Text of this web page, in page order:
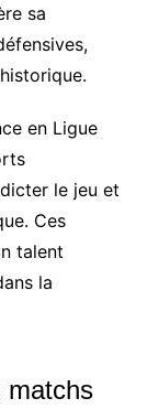
sa
en Ligue
le jeu et
Ces
talent
la
matchs